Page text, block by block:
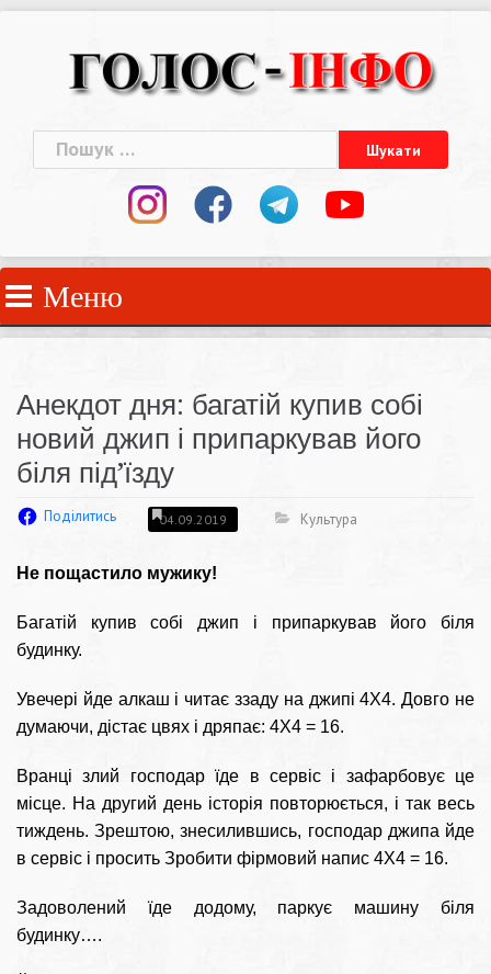
Пошук:
Меню
Анекдот дня: багатій купив собі
новий джип і припаркував його
біля під’їзду
Поділитись 04.09.2019 Культура
Не пощастило мужику!
Багатій купив собі джип і припаркував його біля
будинку.
Увечері йде алкаш і читає ззаду на джипі 4Х4. Довго не
думаючи, дістає цвях і дряпає: 4Х4 = 16.
Вранці злий господар їде в сервіс і зафарбовує це
місце. На другий день історія повторюється, і так весь
тиждень. Зрештою, знесилившись, господар джипа йде
в сервіс і просить Зробити фірмовий напис 4Х4 = 16.
Задоволений їде додому, паркує машину біля
будинку….